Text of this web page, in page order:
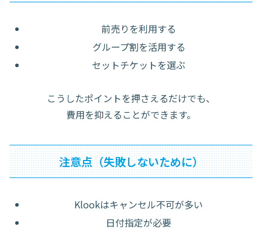
前売りを利用する
グループ割を活用する
セットチケットを選ぶ
こうしたポイントを押さえるだけでも、
費用を抑えることができます。
注意点（失敗しないために）
Klookはキャンセル不可が多い
日付指定が必要